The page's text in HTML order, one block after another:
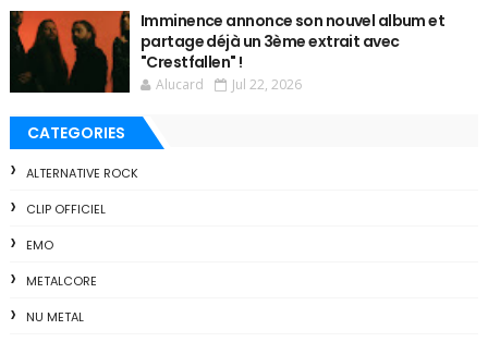
Imminence annonce son nouvel album et
partage déjà un 3ème extrait avec
"Crestfallen" !
Alucard Jul 22, 2026
CATEGORIES
ALTERNATIVE ROCK
CLIP OFFICIEL
EMO
METALCORE
NU METAL